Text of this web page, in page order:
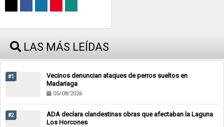
LAS MÁS LEÍDAS
#1
Vecinos denuncian ataques de perros sueltos en
Madariaga
05/08/2026
#2
ADA declara clandestinas obras que afectaban la Laguna
Los Horcones